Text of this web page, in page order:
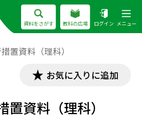
資料をさがす 教科の広場 ログイン メニュー
置資料（理科）
お気に入りに追加
置資料（理科）